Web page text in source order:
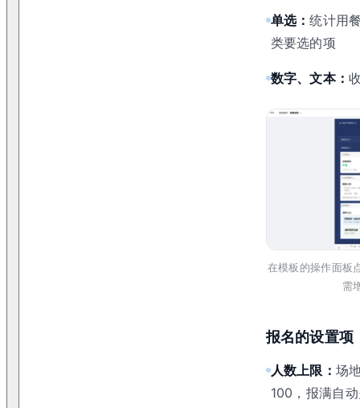
单选：统计用
类要选的项
数字、文本：
在模板的操作面板
需
报名的设置项
人数上限：场
100，报满自